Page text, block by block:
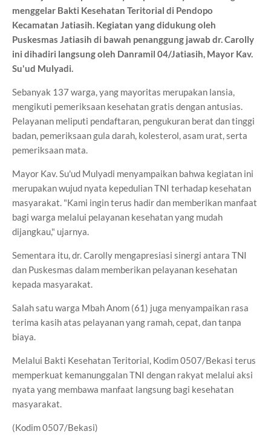
menggelar Bakti Kesehatan Teritorial di Pendopo
Kecamatan Jatiasih. Kegiatan yang didukung oleh
Puskesmas Jatiasih di bawah penanggung jawab dr. Carolly
ini dihadiri langsung oleh Danramil 04/Jatiasih, Mayor Kav.
Su'ud Mulyadi.
Sebanyak 137 warga, yang mayoritas merupakan lansia,
mengikuti pemeriksaan kesehatan gratis dengan antusias.
Pelayanan meliputi pendaftaran, pengukuran berat dan tinggi
badan, pemeriksaan gula darah, kolesterol, asam urat, serta
pemeriksaan mata.
Mayor Kav. Su'ud Mulyadi menyampaikan bahwa kegiatan ini
merupakan wujud nyata kepedulian TNI terhadap kesehatan
masyarakat. "Kami ingin terus hadir dan memberikan manfaat
bagi warga melalui pelayanan kesehatan yang mudah
dijangkau," ujarnya.
Sementara itu, dr. Carolly mengapresiasi sinergi antara TNI
dan Puskesmas dalam memberikan pelayanan kesehatan
kepada masyarakat.
Salah satu warga Mbah Anom (61) juga menyampaikan rasa
terima kasih atas pelayanan yang ramah, cepat, dan tanpa
biaya.
Melalui Bakti Kesehatan Teritorial, Kodim 0507/Bekasi terus
memperkuat kemanunggalan TNI dengan rakyat melalui aksi
nyata yang membawa manfaat langsung bagi kesehatan
masyarakat.
(Kodim 0507/Bekasi)